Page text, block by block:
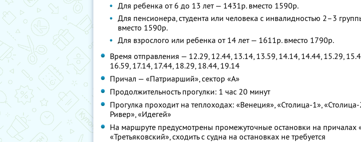
Для ребенка от 6 до 13 лет — 1431р. вместо 1590р.
Для пенсионера, студента или человека с инвалидностью 2–3
вместо 1590р.
Для взрослого или ребенка от 14 лет — 1611р. вместо 1790р.
Время отправления — 12.29, 12.44, 13.14, 13.59, 14.14, 14.44, 15.29,
16.59, 17.14, 17.44, 18.29, 18.44, 19.14
Причал — «Патриарший», сектор «A»
Продолжительность прогулки: 1 час 20 минут
Прогулка проходит на теплоходах: «Венеция», «Столица-1»,
Ривер», «Идегей»
На маршруте предусмотрены промежуточные остановки на причалах
«Третьяковский», сходить с судна на остановках не требуется